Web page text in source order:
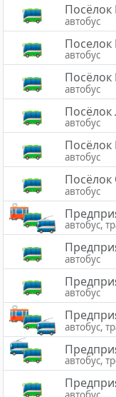
Посёлок
автобус
Поселок
автобус
Посёлок
автобус
Посёлок
автобус
автобус
Посёлок
автобус
автобус,
автобус
автобус
автобус,
автобус,